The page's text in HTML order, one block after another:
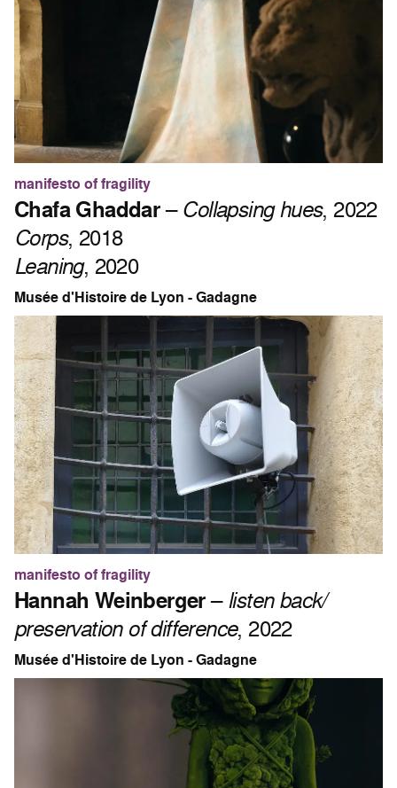
manifesto of fragility
Chafa Ghaddar–Collapsing hues, 2022
Corps, 2018
Leaning, 2020
Musée d'Histoire de Lyon - Gadagne
manifesto of fragility
Hannah Weinberger–listen back/
preservation of difference, 2022
Musée d'Histoire de Lyon - Gadagne